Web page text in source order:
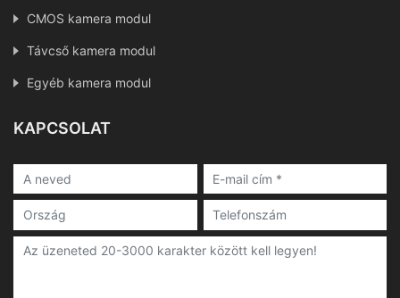
CMOS kamera modul
Távcső kamera modul
Egyéb kamera modul
KAPCSOLAT